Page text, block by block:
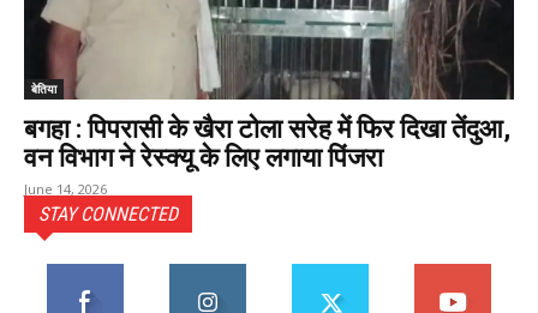
बेतिया
बगहा : पिपरासी के खैरा टोला सरेह में फिर दिखा तेंदुआ,
वन विभाग ने रेस्क्यू के लिए लगाया पिंजरा
June 14, 2026
STAY CONNECTED